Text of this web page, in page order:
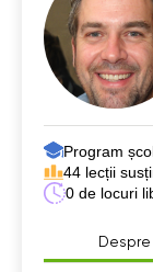
Program
44 lecții
0 de locuri